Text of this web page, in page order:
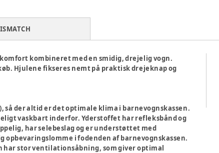
kombineret med en smidig, drejelig vogn.
Hjulene fikseres nemt på praktisk drejeknap og
der altid er det optimale klima i barnevognskassen.
vaskbart inderfor. Yderstoffet har refleksbånd og
har selebeslag og er understøttet med
opbevaringslomme i fodenden af barnevognskassen.
stor ventilationsåbning, som giver optimal